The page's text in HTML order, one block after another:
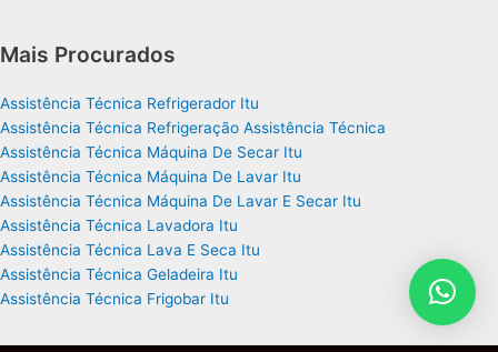
Mais Procurados
Assistência Técnica Refrigerador Itu
Assistência Técnica Refrigeração Assistência Técnica
Assistência Técnica Máquina De Secar Itu
Assistência Técnica Máquina De Lavar Itu
Assistência Técnica Máquina De Lavar E Secar Itu
Assistência Técnica Lavadora Itu
Assistência Técnica Lava E Seca Itu
Assistência Técnica Geladeira Itu
Assistência Técnica Frigobar Itu